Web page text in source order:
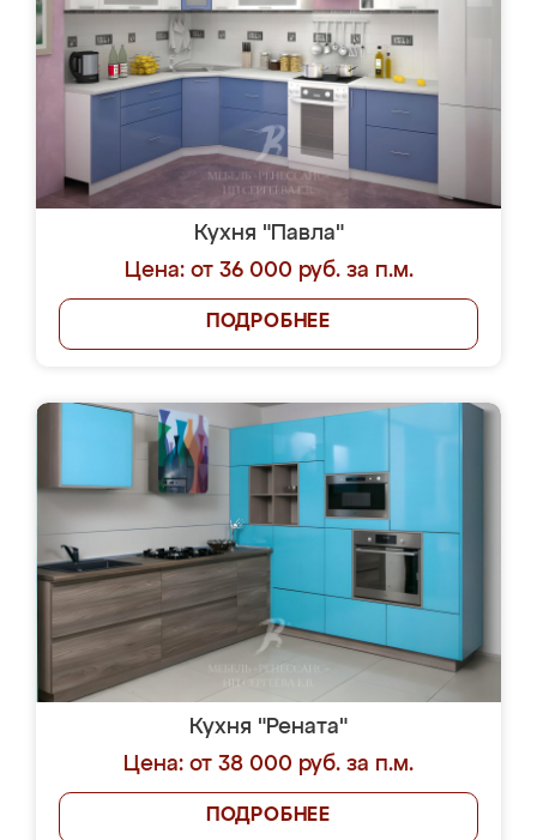
Кухня "Павла"
Цена: от 36 000 руб. за п.м.
ПОДРОБНЕЕ
Кухня "Рената"
Цена: от 38 000 руб. за п.м.
ПОДРОБНЕЕ